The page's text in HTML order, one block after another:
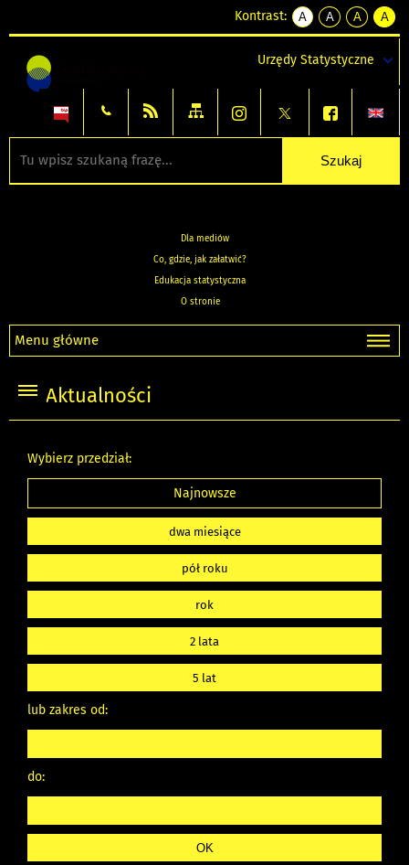
Kontrast:
A
kontrast
A
kontrast
tekst
czarnym
A
kontrast
tekst
czarnym
A
tekst
żółtym
Urzędy Statystyczne
Dla mediów
Co, gdzie, jak załatwić?
Edukacja statystyczna
O stronie
Menu główne
Aktualności
Wybierz przedział:
Najnowsze
dwa miesiące
pół roku
rok
2 lata
5 lat
lub zakres od:
do: